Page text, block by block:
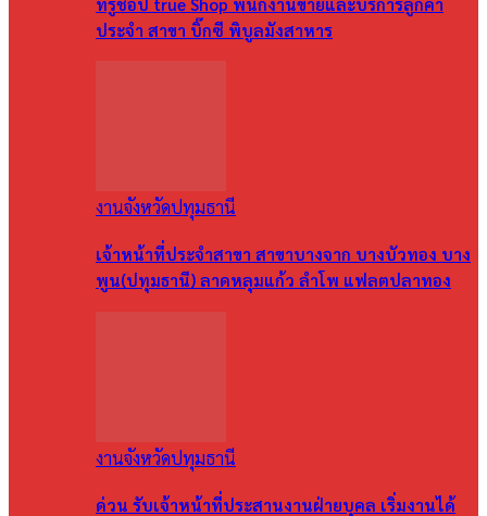
ประจำ สาขา บิ๊กซี พิบูลมังสาหาร
งานจังหวัดปทุมธานี
เจ้าหน้าที่ประจำสาขา สาขาบางจาก บางบัวทอง บาง
พูน(ปทุมธานี) ลาดหลุมแก้ว ลำโพ แฟลตปลาทอง
งานจังหวัดปทุมธานี
ด่วน รับเจ้าหน้าที่ประสานงานฝ่ายบุคล เริ่มงานได้